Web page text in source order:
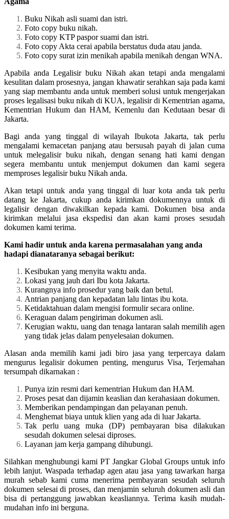
Buku Nikah asli suami dan istri.
Foto copy buku nikah.
Foto copy KTP paspor suami dan istri.
Foto copy Akta cerai apabila berstatus duda atau janda.
Foto copy surat izin menikah apabila menikah dengan WNA.
Apabila anda Legalisir buku Nikah akan tetapi anda mengalami
kesulitan dalam prosesnya, jangan khawatir serahkan saja pada kami
yang siap membantu anda untuk memberi solusi untuk mengerjakan
proses legalisasi buku nikah di KUA, legalisir di Kementrian agama,
Kementrian Hukum dan HAM, Kemenlu dan Kedutaan besar di
Jakarta.
Bagi anda yang tinggal di wilayah Ibukota Jakarta, tak perlu
mengalami kemacetan panjang atau bersusah payah di jalan cuma
untuk melegalisir buku nikah, dengan senang hati kami dengan
segera membantu untuk menjemput dokumen dan kami segera
memproses legalisir buku Nikah anda.
Akan tetapi untuk anda yang tinggal di luar kota anda tak perlu
datang ke Jakarta, cukup anda kirimkan dokumennya untuk di
legalisir dengan diwakilkan kepada kami. Dokumen bisa anda
kirimkan melalui jasa ekspedisi dan akan kami proses sesudah
dokumen kami terima.
Kami hadir untuk anda karena permasalahan yang anda
hadapi dianataranya sebagai berikut:
Kesibukan yang menyita waktu anda.
Lokasi yang jauh dari Ibu kota Jakarta.
Kurangnya info prosedur yang baik dan betul.
Antrian panjang dan kepadatan lalu lintas ibu kota.
Ketidaktahuan dalam mengisi formulir secara online.
Keraguan dalam pengiriman dokumen asli.
Kerugian waktu, uang dan tenaga lantaran salah memilih agen
yang tidak jelas dalam penyelesaian dokumen.
Alasan anda memilih kami jadi biro jasa yang terpercaya dalam
mengurus legalisir dokumen penting, mengurus Visa, Terjemahan
tersumpah dikarnakan :
Punya izin resmi dari kementrian Hukum dan HAM.
Proses pesat dan dijamin keaslian dan kerahasiaan dokumen.
Memberikan pendampingan dan pelayanan penuh.
Menghemat biaya untuk klien yang ada di luar Jakarta.
Tak perlu uang muka (DP) pembayaran bisa dilakukan
sesudah dokumen selesai diproses.
Layanan jam kerja gampang dihubungi.
Silahkan menghubungi kami PT Jangkar Global Groups untuk info
lebih lanjut. Waspada terhadap agen atau jasa yang tawarkan harga
murah sebab kami cuma menerima pembayaran sesudah seluruh
dokumen selesai di proses, dan menjamin seluruh dokumen asli dan
bisa di pertanggung jawabkan keasliannya. Terima kasih mudah-
mudahan info ini berguna.